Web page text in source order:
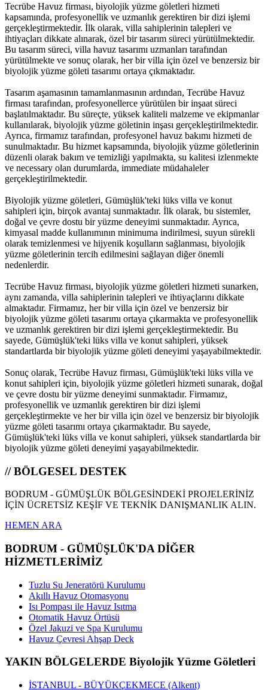
Tecrübe Havuz firması, biyolojik yüzme göletleri hizmeti
kapsamında, profesyonellik ve uzmanlık gerektiren bir dizi işlemi
gerçekleştirmektedir. İlk olarak, villa sahiplerinin talepleri ve
ihtiyaçları dikkate alınarak, özel bir tasarım süreci yürütülmektedir.
Bu tasarım süreci, villa havuz tasarımı uzmanları tarafından
yürütülmekte ve sonuç olarak, her bir villa için özel ve benzersiz bir
biyolojik yüzme göleti tasarımı ortaya çıkmaktadır.
Tasarım aşamasının tamamlanmasının ardından, Tecrübe Havuz
firması tarafından, profesyonellerce yürütülen bir inşaat süreci
başlatılmaktadır. Bu süreçte, yüksek kaliteli malzeme ve ekipmanlar
kullanılarak, biyolojik yüzme göletinin inşası gerçekleştirilmektedir.
Ayrıca, firmamız tarafından, profesyonel havuz bakımı hizmeti de
sunulmaktadır. Bu hizmet kapsamında, biyolojik yüzme göletlerinin
düzenli olarak bakım ve temizliği yapılmakta, su kalitesi izlenmekte
ve necessary olan durumlarda, immediate müdahaleler
gerçekleştirilmektedir.
Biyolojik yüzme göletleri, Gümüşlük'teki lüks villa ve konut
sahipleri için, birçok avantaj sunmaktadır. İlk olarak, bu sistemler,
doğal ve çevre dostu bir yüzme deneyimi sunmaktadır. Ayrıca,
kimyasal madde kullanımının minimuma indirilmesi, suyun sürekli
olarak temizlenmesi ve hijyenik koşulların sağlanması, biyolojik
yüzme göletlerinin tercih edilmesini sağlayan diğer önemli
nedenlerdir.
Tecrübe Havuz firması, biyolojik yüzme göletleri hizmeti sunarken,
aynı zamanda, villa sahiplerinin talepleri ve ihtiyaçlarını dikkate
almaktadır. Firmamız, her bir villa için özel ve benzersiz bir
biyolojik yüzme göleti tasarımı ortaya çıkarmakta ve profesyonellik
ve uzmanlık gerektiren bir dizi işlemi gerçekleştirmektedir. Bu
sayede, Gümüşlük'teki lüks villa ve konut sahipleri, yüksek
standartlarda bir biyolojik yüzme göleti deneyimi yaşayabilmektedir.
Sonuç olarak, Tecrübe Havuz firması, Gümüşlük'teki lüks villa ve
konut sahipleri için, biyolojik yüzme göletleri hizmeti sunarak, doğal
ve çevre dostu bir yüzme deneyimi sunmaktadır. Firmamız,
profesyonellik ve uzmanlık gerektiren bir dizi işlemi
gerçekleştirmekte ve her bir villa için özel ve benzersiz bir biyolojik
yüzme göleti tasarımı ortaya çıkarmaktadır. Bu sayede,
Gümüşlük'teki lüks villa ve konut sahipleri, yüksek standartlarda bir
biyolojik yüzme göleti deneyimi yaşayabilmektedir.
// BÖLGESEL DESTEK
BODRUM - GÜMÜŞLÜK BÖLGESİNDEKİ PROJELERİNİZ
İÇİN ÜCRETSİZ KEŞİF VE TEKNİK DANIŞMANLIK ALIN.
HEMEN ARA
BODRUM - GÜMÜŞLÜK'DA DİĞER
HİZMETLERİMİZ
Tuzlu Su Jeneratörü Kurulumu
Akıllı Havuz Otomasyonu
Isı Pompası ile Havuz Isıtma
Otomatik Havuz Örtüsü
Özel Jakuzi ve Spa Kurulumu
Havuz Çevresi Ahşap Deck
YAKIN BÖLGELERDE Biyolojik Yüzme Göletleri
İSTANBUL - BÜYÜKÇEKMECE (Alkent)